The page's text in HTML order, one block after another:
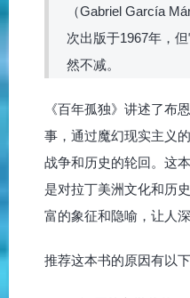
（Gabriel García
次出版于1967年，
然不减。
《百年孤独》讲述了布
事，通过魔幻现实主义
战争和历史的轮回。这
是对拉丁美洲文化和历
富的象征和隐喻，让人深
推荐这本书的原因有以下